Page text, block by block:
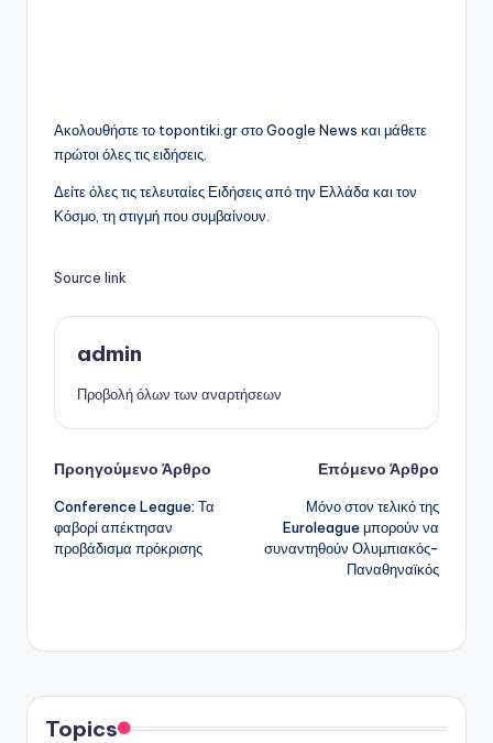
Ακολουθήστε το topontiki.gr στο Google News και μάθετε
πρώτοι όλες τις ειδήσεις.
Δείτε όλες τις τελευταίες Ειδήσεις από την Ελλάδα και τον
Κόσμο, τη στιγμή που συμβαίνουν.
Source link
admin
Προβολή όλων των αναρτήσεων
Πλοήγηση
δημοσιεύσεων
Προηγούμενο Άρθρο
Conference League: Τα
φαβορί απέκτησαν
προβάδισμα πρόκρισης
Επόμενο Άρθρο
Μόνο στον τελικό της
Euroleague μπορούν να
συναντηθούν Ολυμπιακός-
Παναθηναϊκός
Topics